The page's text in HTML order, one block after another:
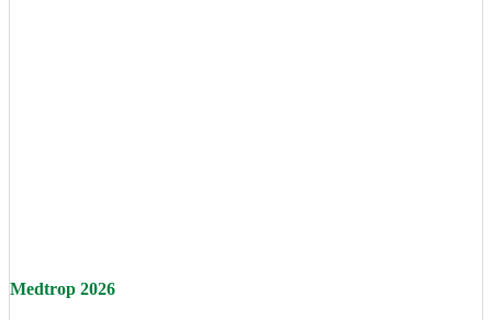
Medtrop 2026